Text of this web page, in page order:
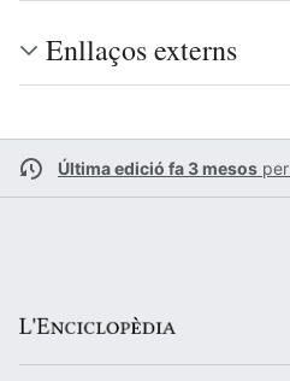
Enllaços externs
Última edició fa 3 mesos per